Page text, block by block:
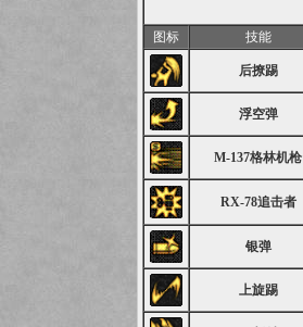
图标 技能
后撩踢
浮空弹
M-137格林机枪
RX-78追击者
银弹
上旋踢